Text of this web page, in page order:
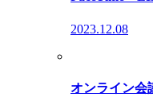
2023.12.08
オンライン会